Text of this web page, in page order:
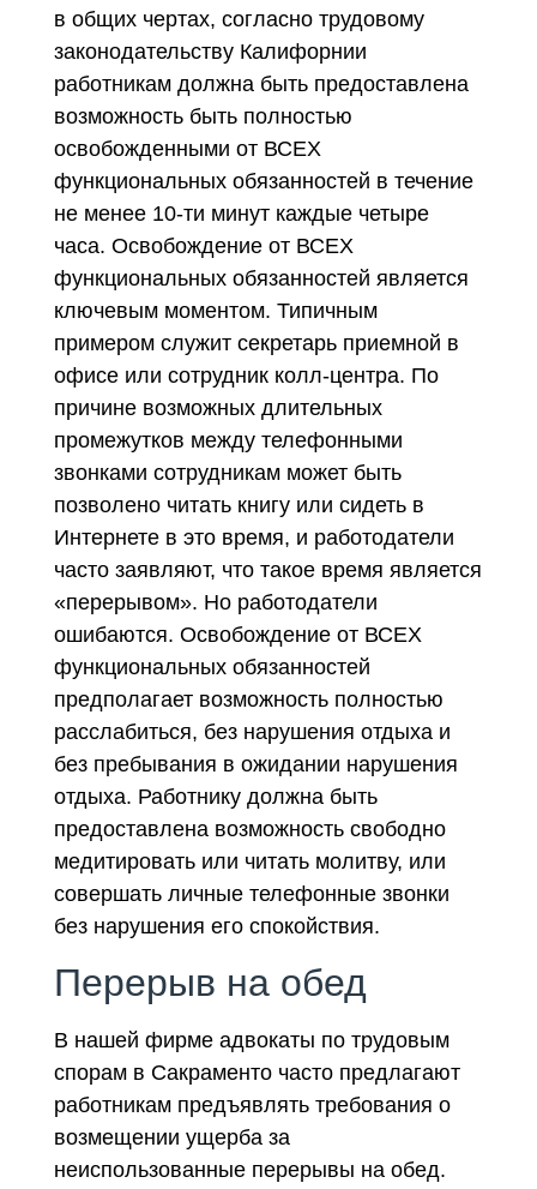
в общих чертах, согласно трудовому
законодательству Калифорнии
работникам должна быть предоставлена
возможность быть полностью
освобожденными от ВСЕХ
функциональных обязанностей в течение
не менее 10-ти минут каждые четыре
часа. Освобождение от ВСЕХ
функциональных обязанностей является
ключевым моментом. Типичным
примером служит секретарь приемной в
офисе или сотрудник колл-центра. По
причине возможных длительных
промежутков между телефонными
звонками сотрудникам может быть
позволено читать книгу или сидеть в
Интернете в это время, и работодатели
часто заявляют, что такое время является
«перерывом». Но работодатели
ошибаются. Освобождение от ВСЕХ
функциональных обязанностей
предполагает возможность полностью
расслабиться, без нарушения отдыха и
без пребывания в ожидании нарушения
отдыха. Работнику должна быть
предоставлена возможность свободно
медитировать или читать молитву, или
совершать личные телефонные звонки
без нарушения его спокойствия.
Перерыв на обед
В нашей фирме адвокаты по трудовым
спорам в Сакраменто часто предлагают
работникам предъявлять требования о
возмещении ущерба за
неиспользованные перерывы на обед.